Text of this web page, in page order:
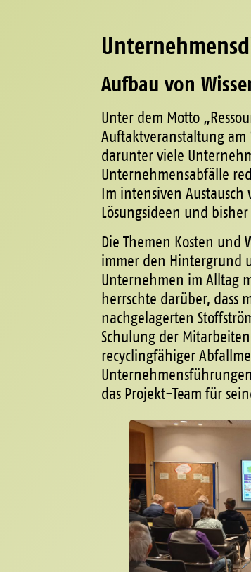
Aufbau von
Unter dem Motto
Auftaktveranstaltung
darunter viele
Unternehmensabfälle
Im intensiven
Lösungsideen und
Die Themen Kosten
immer den Hintergrund
Unternehmen im Alltag
herrschte darüber, dass
nachgelagerten
Schulung der
recyclingfähiger
das Projekt-Team für